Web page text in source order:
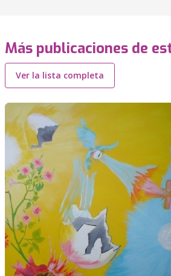
Más publicaciones de
Ver la lista completa